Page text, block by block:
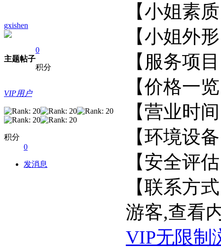
gxishen
主题帖子
0
积分
VIP用户
积分
0
发消息
【小姐
【小姐
【服务
【价格
【营业
【环境
【安全
【联系方
游客,查看
VIP无限制